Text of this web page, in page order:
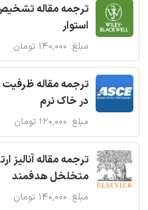
ترجمه مقاله تشخیص
استوار
مبلغ: ۱۴۰,۰۰۰ تومان
ترجمه مقاله
در خاک نرم
مبلغ: ۱۲۰,۰۰۰ تومان
ترجمه مقاله آنالیز
متخلخل هدفمند
مبلغ: ۱۴۰,۰۰۰ تومان